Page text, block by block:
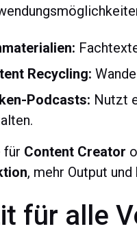
Recycling:
Podcasts: Nutzt
für Content Creator
, mehr Output
für alle